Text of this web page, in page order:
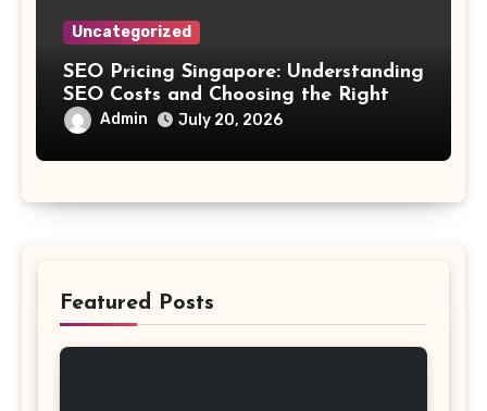
Uncategorized
SEO Pricing Singapore: Understanding
SEO Costs and Choosing the Right
Investment
Admin July 20, 2026
Featured Posts